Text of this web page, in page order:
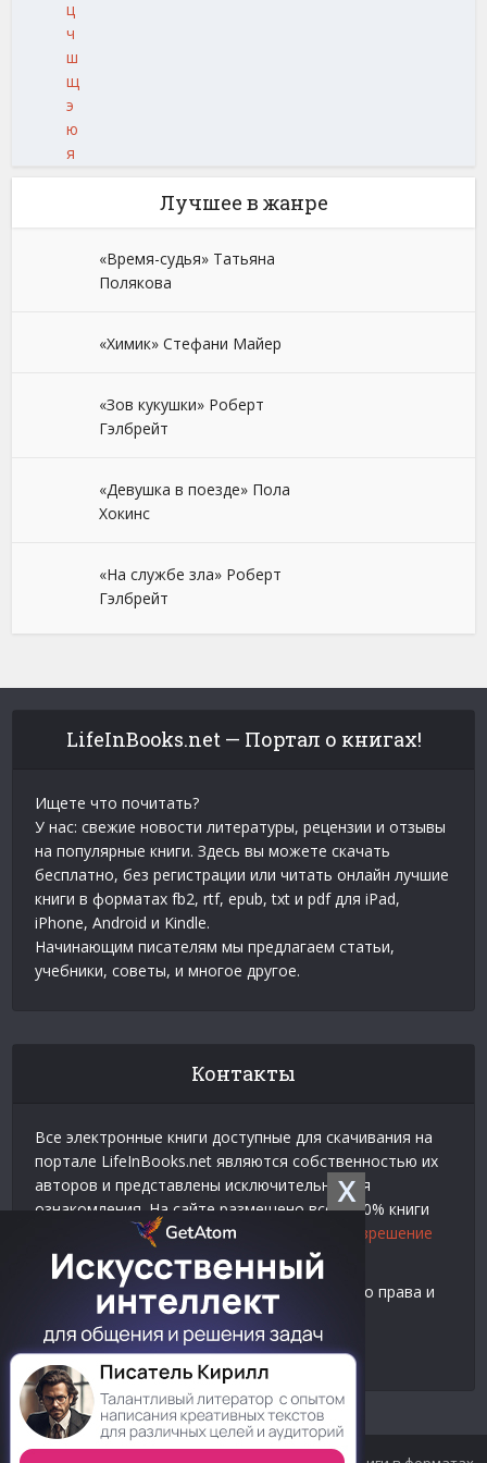
X
ц
ч
ш
щ
э
ю
я
Лучшее в жанре
«Время-судья» Татьяна
Полякова
«Химик» Стефани Майер
«Зов кукушки» Роберт
Гэлбрейт
«Девушка в поезде» Пола
Хокинс
«На службе зла» Роберт
Гэлбрейт
LifeInBooks.net — Портал о книгах!
Ищете что почитать?
У нас: свежие новости литературы, рецензии и отзывы
на популярные книги. Здесь вы можете скачать
бесплатно, без регистрации или читать онлайн лучшие
книги в форматах fb2, rtf, epub, txt и pdf для iPad,
iPhone, Android и Kindle.
Начинающим писателям мы предлагаем статьи,
учебники, советы, и многое другое.
Контакты
Все электронные книги доступные для скачивания на
портале LifeInBooks.net являются собственностью их
авторов и представлены исключительно для
ознакомления. На сайте размещено всего 20% книги
взятой у нашего партнера Официальное разрешение
на использование материалов Litres.
Контакты для связи по вопросам авторского права и
рекламы:
E-mail:admin@lifeinbooks.net